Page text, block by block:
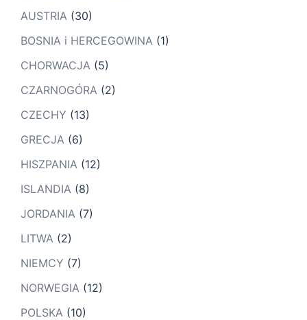
AUSTRIA (30)
BOSNIA i HERCEGOWINA (1)
CHORWACJA (5)
CZARNOGÓRA (2)
CZECHY (13)
GRECJA (6)
HISZPANIA (12)
ISLANDIA (8)
JORDANIA (7)
LITWA (2)
NIEMCY (7)
NORWEGIA (12)
POLSKA (10)